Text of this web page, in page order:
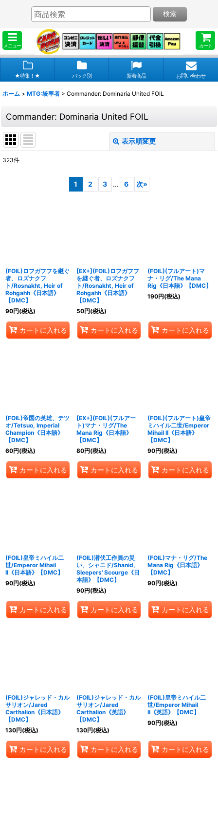
メニュー カート
検索
★特集！★ パック別 新着商品 お問い合わせ
ホーム > MTG:統率者 > Commander: Dominaria United FOIL
Commander: Dominaria United FOIL
表示順変更
323件
1 2 3 ... 6 次»
(FOIL)ロフガフフを継ぐ
者、ロズナクフ
ト/Rosnakht, Heir of
Rohgahh《日本語》
【DMC】
90円(税込)
カートに入れる
[EX+](FOIL)ロフガフフ
を継ぐ者、ロズナクフ
ト/Rosnakht, Heir of
Rohgahh《日本語》
【DMC】
50円(税込)
カートに入れる
(FOIL)(フルアート)マ
ナ・リグ/The Mana
Rig《日本語》【DMC】
190円(税込)
カートに入れる
(FOIL)帝国の英雄、テツ
オ/Tetsuo, Imperial
Champion《日本語》
【DMC】
60円(税込)
カートに入れる
[EX+](FOIL)(フルアー
ト)マナ・リグ/The
Mana Rig《日本語》
【DMC】
80円(税込)
カートに入れる
(FOIL)(フルアート)皇帝
ミハイル二世/Emperor
Mihail II《日本語》
【DMC】
90円(税込)
カートに入れる
(FOIL)皇帝ミハイル二
世/Emperor Mihail
II《日本語》【DMC】
90円(税込)
カートに入れる
(FOIL)潜伏工作員の災
い、シャニド/Shanid,
Sleepers' Scourge《日
本語》【DMC】
90円(税込)
カートに入れる
(FOIL)マナ・リグ/The
Mana Rig《日本語》
【DMC】
90円(税込)
カートに入れる
(FOIL)ジャレッド・カル
サリオン/Jared
Carthalion《日本語》
【DMC】
130円(税込)
カートに入れる
(FOIL)ジャレッド・カル
サリオン/Jared
Carthalion《英語》
【DMC】
130円(税込)
カートに入れる
(FOIL)皇帝ミハイル二
世/Emperor Mihail
II《英語》【DMC】
90円(税込)
カートに入れる